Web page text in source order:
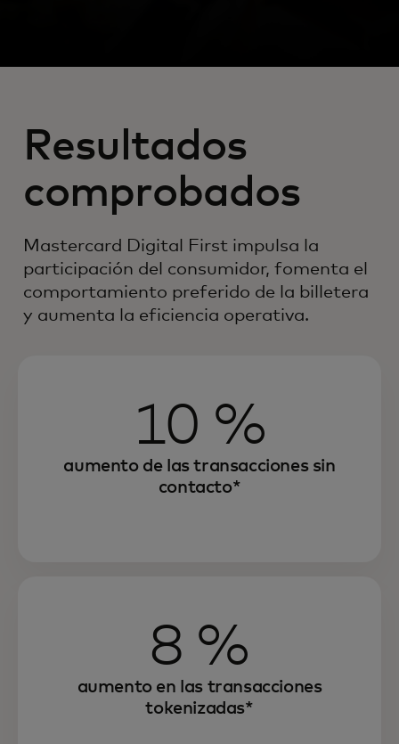
Resultados
comprobados
Mastercard Digital First impulsa la
participación del consumidor, fomenta el
comportamiento preferido de la billetera
y aumenta la eficiencia operativa.
10 %
aumento de las transacciones sin
contacto*
8 %
aumento en las transacciones
tokenizadas*